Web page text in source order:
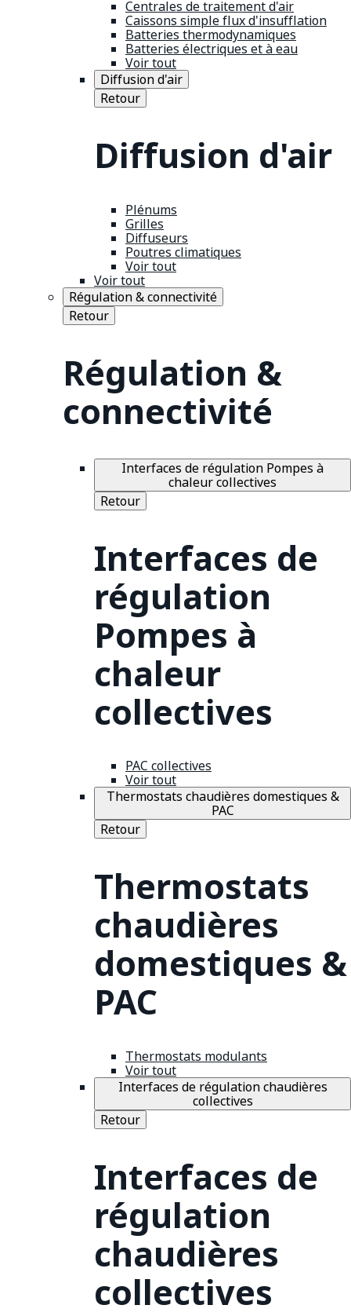
Centrales de traitement d'air
Caissons simple flux d'insufflation
Batteries thermodynamiques
Batteries électriques et à eau
Voir tout
Diffusion d'air
Retour
Diffusion d'air
Plénums
Grilles
Diffuseurs
Poutres climatiques
Voir tout
Voir tout
Régulation & connectivité
Retour
Régulation &
connectivité
Interfaces de régulation Pompes à
chaleur collectives
Retour
Interfaces de
régulation
Pompes à
chaleur
collectives
PAC collectives
Voir tout
Thermostats chaudières domestiques &
PAC
Retour
Thermostats
chaudières
domestiques &
PAC
Thermostats modulants
Voir tout
Interfaces de régulation chaudières
collectives
Retour
Interfaces de
régulation
chaudières
collectives